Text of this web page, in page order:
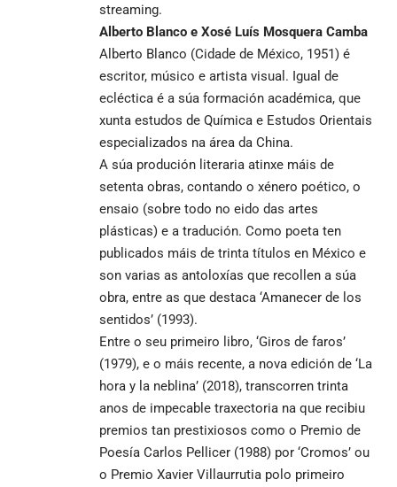
streaming.
Alberto Blanco e Xosé Luís Mosquera Camba
Alberto Blanco (Cidade de México, 1951) é
escritor, músico e artista visual. Igual de
ecléctica é a súa formación académica, que
xunta estudos de Química e Estudos Orientais
especializados na área da China.
A súa produción literaria atinxe máis de
setenta obras, contando o xénero poético, o
ensaio (sobre todo no eido das artes
plásticas) e a tradución. Como poeta ten
publicados máis de trinta títulos en México e
son varias as antoloxías que recollen a súa
obra, entre as que destaca ‘Amanecer de los
sentidos’ (1993).
Entre o seu primeiro libro, ‘Giros de faros’
(1979), e o máis recente, a nova edición de ‘La
hora y la neblina’ (2018), transcorren trinta
anos de impecable traxectoria na que recibiu
premios tan prestixiosos como o Premio de
Poesía Carlos Pellicer (1988) por ‘Cromos’ ou
o Premio Xavier Villaurrutia polo primeiro